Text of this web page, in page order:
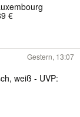
€
Gestern, 13:07
weiß - UVP: